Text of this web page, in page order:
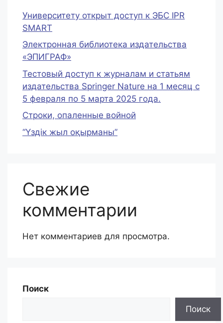
Университету открыт доступ к ЭБС IPR
SMART
Электронная библиотека издательства
«ЭПИГРАФ»
Тестовый доступ к журналам и статьям
издательства Springer Nature на 1 месяц c
5 февраля по 5 марта 2025 года.
Строки, опаленные войной
“Үздік жыл оқырманы”
Свежие
комментарии
Нет комментариев для просмотра.
Поиск
Поиск